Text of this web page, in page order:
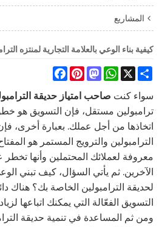
المشاريع
كيفية بناء الوعي بالعلامة التجارية لمنتزه
Share
FacebookPinterest
Mastodon
WhatsApp X
سواء كنت صاحب امتياز حديقة
ترامبولين مستقل، فإن التسويق هو
اتخاذها من أجل عملك. بعبارة أخرى،
الترامبولين والترويج المستمر هو
معروفة لعملائك المحتملين وأنها
الآخرين. ثم يأتي السؤال، كيف تبني
لحديقة الترامبولين الخاصة بك؟ هناك
التسويق الفعّالة التي يمكنك اتباعها
ومن ثم المساعدة في تنمية حديقة